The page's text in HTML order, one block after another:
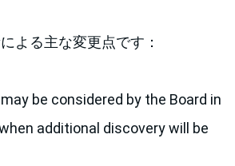
よる主な変更点です：
be considered by the Board in
additional discovery will be